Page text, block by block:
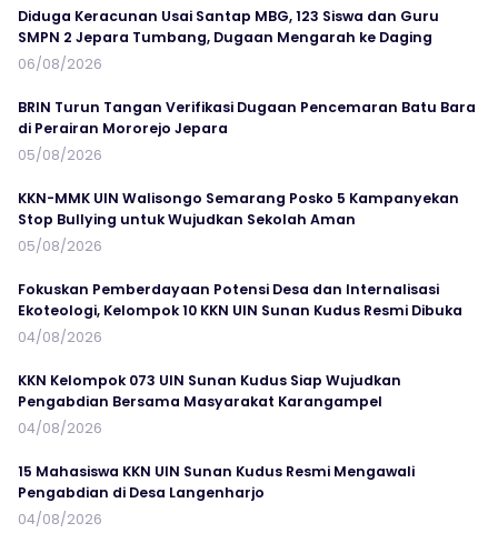
Diduga Keracunan Usai Santap MBG, 123 Siswa dan Guru
SMPN 2 Jepara Tumbang, Dugaan Mengarah ke Daging
06/08/2026
BRIN Turun Tangan Verifikasi Dugaan Pencemaran Batu Bara
di Perairan Mororejo Jepara
05/08/2026
KKN-MMK UIN Walisongo Semarang Posko 5 Kampanyekan
Stop Bullying untuk Wujudkan Sekolah Aman
05/08/2026
Fokuskan Pemberdayaan Potensi Desa dan Internalisasi
Ekoteologi, Kelompok 10 KKN UIN Sunan Kudus Resmi Dibuka
04/08/2026
KKN Kelompok 073 UIN Sunan Kudus Siap Wujudkan
Pengabdian Bersama Masyarakat Karangampel
04/08/2026
15 Mahasiswa KKN UIN Sunan Kudus Resmi Mengawali
Pengabdian di Desa Langenharjo
04/08/2026